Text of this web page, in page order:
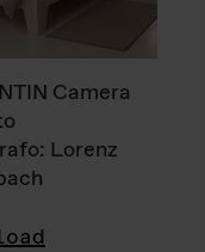
Camera
Lorenz